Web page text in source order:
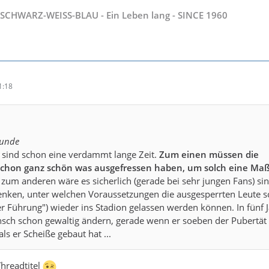
die es am Anfang der Saison gab, gründen im Wesentlichen
festgenommen wurden ein Stadionverbot über 3,5 Jahre,
von eben dieser Personengruppe gekommen sein
wurden deshalb logischerweise auch bereits
beim 1.FC Köln weigert sich aber derzeit noch, die
er laut Stadionverbot-Richtlinie allerdings „angehalten“ ist, da
170 II (Einstellung mangels Tatverdacht) erfolgte. Begründet
zunächst mit der Polizei abwägen möchte, und es bereits
gewährleisten würden.
Saisonanfang in Gelsenkirchen, wo nahezu ein gesamter Bus
wurde, auch Personen, die sich während dem Geschehen im
sind aber ohne Frage nicht akzeptabel.
SCHWARZ-WEISS-BLAU - Ein Leben lang - SINCE 1960
schon eine verdammt lange Zeit. Zum einen müssen die
ganz schön was ausgefressen haben, um solch eine
zum anderen wäre es sicherlich (gerade bei sehr jungen Fans)
unter welchen Voraussetzungen die ausgesperrten Leute
Führung") wieder ins Stadion gelassen werden können. In fünf
schon gewaltig ändern, gerade wenn er soeben der Pubertät
er Scheiße gebaut hat ...